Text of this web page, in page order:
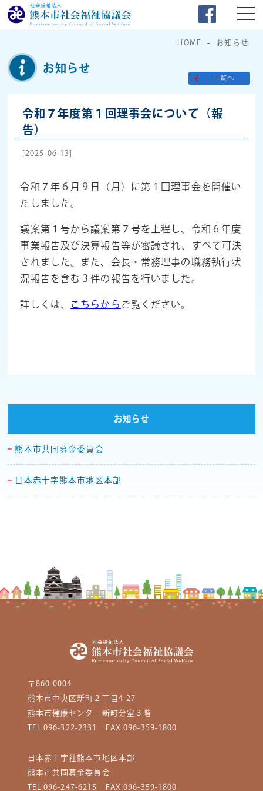
HOME お知らせ
お知らせ
一覧へ
令和７年度第１回理事会について（報
告）
[2025-06-13]
令和７年６月９日（月）に第１回理事会を開催い
たしました。
議案第１号から議案第７号を上程し、令和６年度
事業報告及び決算報告等が審議され、すべて可決
されました。また、会長・常務理事の職務執行状
況報告を含む３件の報告を行いました。
詳しくは、こちらからご覧ください。
お知らせ
熊本市共同募金委員会
日本赤十字熊本市地区本部
〒860-0004
熊本市中央区新町２丁目4-27
熊本市健康センター新町分室３階
TEL 096-322-2331 FAX 096-359-1800
日本赤十字社熊本市地区本部
熊本市共同募金委員会
TEL 096-247-6215 FAX 096-359-1800